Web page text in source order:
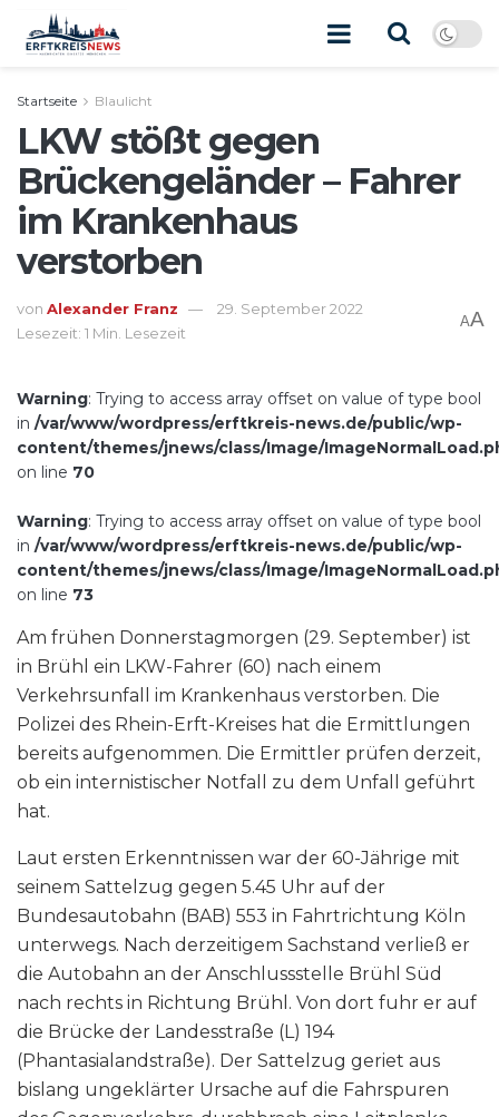
Startseite Blaulicht
LKW stößt gegen
Brückengeländer – Fahrer
im Krankenhaus
verstorben
von Alexander Franz
29. September 2022
Lesezeit: 1 Min. Lesezeit
AA
Warning: Trying to access array offset on value of type bool
in /var/www/wordpress/erftkreis-news.de/public/wp-
content/themes/jnews/class/Image/
on line 70
Warning: Trying to access array offset on value of type bool
in /var/www/wordpress/erftkreis-news.de/public/wp-
content/themes/jnews/class/Image/
on line 73
Am frühen Donnerstagmorgen (29. September) ist
in Brühl ein LKW-Fahrer (60) nach einem
Verkehrsunfall im Krankenhaus verstorben. Die
Polizei des Rhein-Erft-Kreises hat die Ermittlungen
bereits aufgenommen. Die Ermittler prüfen derzeit,
ob ein internistischer Notfall zu dem Unfall geführt
hat.
Laut ersten Erkenntnissen war der 60-Jährige mit
seinem Sattelzug gegen 5.45 Uhr auf der
Bundesautobahn (BAB) 553 in Fahrtrichtung Köln
unterwegs. Nach derzeitigem Sachstand verließ er
die Autobahn an der Anschlussstelle Brühl Süd
nach rechts in Richtung Brühl. Von dort fuhr er auf
die Brücke der Landesstraße (L) 194
(Phantasialandstraße). Der Sattelzug geriet aus
bislang ungeklärter Ursache auf die Fahrspuren